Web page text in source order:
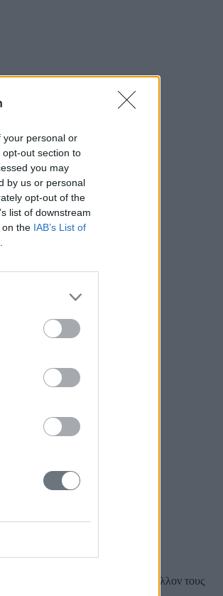
your personal or
out section to
you may
by us or personal
opt-out of the
list of downstream
on the IAB’s List of
οι μεγάλες απειλές για το μέλλον τους